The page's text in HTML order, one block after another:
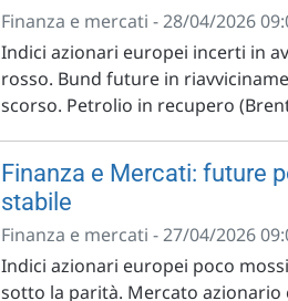
Finanza e mercati - 28/04/2026
Indici azionari europei incerti in
rosso. Bund future in
scorso. Petrolio in recupero
Finanza e Mercati: future
stabile
Finanza e mercati - 27/04/2026
Indici azionari europei poco
sotto la parità. Mercato